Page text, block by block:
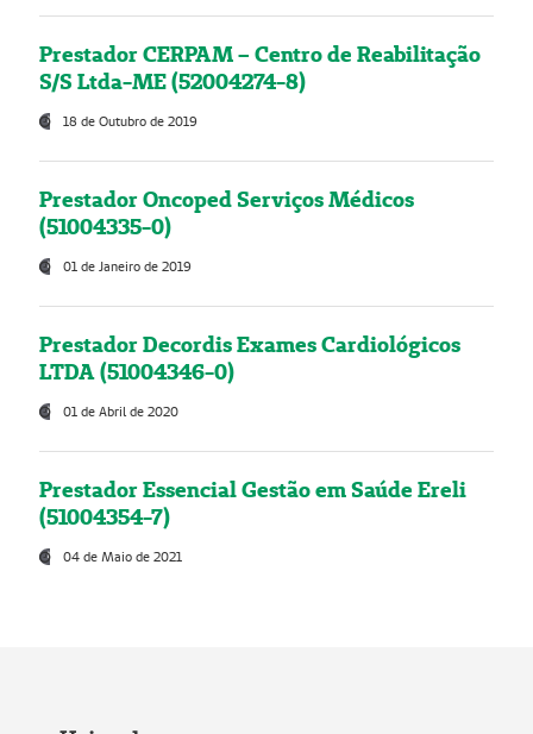
Prestador CERPAM – Centro de Reabilitação
S/S Ltda-ME (52004274-8)
18 de Outubro de 2019
Prestador Oncoped Serviços Médicos
(51004335-0)
01 de Janeiro de 2019
Prestador Decordis Exames Cardiológicos
LTDA (51004346-0)
01 de Abril de 2020
Prestador Essencial Gestão em Saúde Ereli
(51004354-7)
04 de Maio de 2021